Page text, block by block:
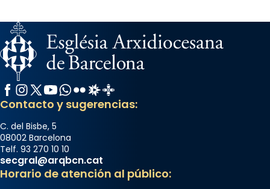
Facebook
Instagram
X / Twitter
YouTube
WhatsApp
FlickrRadio Estel
Catalunya Cristiana
Contacto y sugerencias:
C. del Bisbe, 5
08002 Barcelona
Telf. 93 270 10 10
secgral@arqbcn.cat
Horario de atención al público: